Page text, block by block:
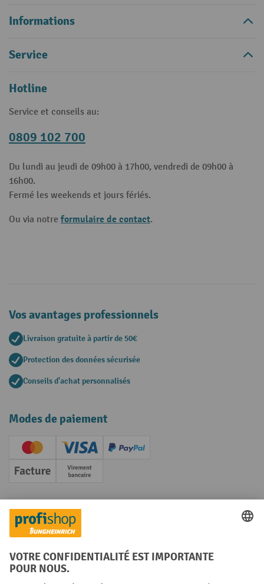
Informations
Service
Hotline
Service et conseils au:
0809 102 700
Du lundi au jeudi de 09h00 à 17h00, vendredi de 09h00 à
16h00.
Fermé les weekends et jours fériés.
Ou via notre formulaire de contact.
Vos avantages professionnels
Livraison gratuite à partir de 50€
Protection des données sécurisée
Conseils d'achat personnalisés
Modes de paiement
Creditcard (Master)Creditcard (Visa)
PayPal
Facture Paiement anticipé
Réseaux sociaux
Facebook
YouTube
LinkedInInstagram